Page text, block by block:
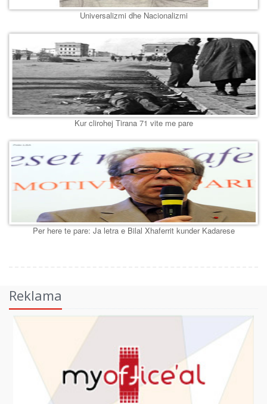
Universalizmi dhe Nacionalizmi
Kur clirohej Tirana 71 vite me pare
Per here te pare: Ja letra e Bilal Xhaferrit kunder Kadarese
Reklama